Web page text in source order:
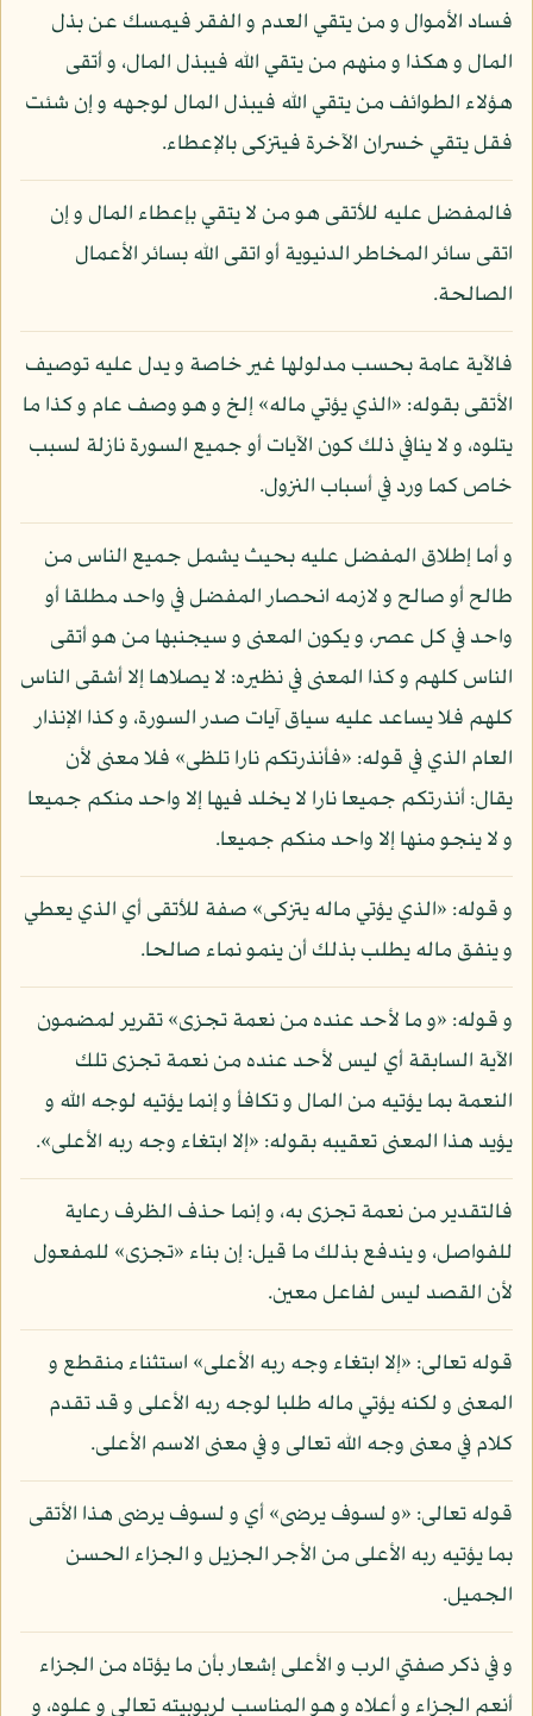
فساد الأموال و من يتقي العدم و الفقر فيمسك عن بذل
المال و هكذا و منهم من يتقي الله فيبذل المال، و أتقى
هؤلاء الطوائف من يتقي الله فيبذل المال لوجهه و إن شئت
فقل يتقي خسران الآخرة فيتزكى بالإعطاء.
فالمفضل عليه للأتقى هو من لا يتقي بإعطاء المال و إن
اتقى سائر المخاطر الدنيوية أو اتقى الله بسائر الأعمال
الصالحة.
فالآية عامة بحسب مدلولها غير خاصة و يدل عليه توصيف
الأتقى بقوله: «الذي يؤتي ماله» إلخ و هو وصف عام و كذا ما
يتلوه، و لا ينافي ذلك كون الآيات أو جميع السورة نازلة لسبب
خاص كما ورد في أسباب النزول.
و أما إطلاق المفضل عليه بحيث يشمل جميع الناس من
طالح أو صالح و لازمه انحصار المفضل في واحد مطلقا أو
واحد في كل عصر، و يكون المعنى و سيجنبها من هو أتقى
الناس كلهم و كذا المعنى في نظيره: لا يصلاها إلا أشقى الناس
كلهم فلا يساعد عليه سياق آيات صدر السورة، و كذا الإنذار
العام الذي في قوله: «فأنذرتكم نارا تلظى» فلا معنى لأن
يقال: أنذرتكم جميعا نارا لا يخلد فيها إلا واحد منكم جميعا
و لا ينجو منها إلا واحد منكم جميعا.
و قوله: «الذي يؤتي ماله يتزكى» صفة للأتقى أي الذي يعطي
و ينفق ماله يطلب بذلك أن ينمو نماء صالحا.
و قوله: «و ما لأحد عنده من نعمة تجزى» تقرير لمضمون
الآية السابقة أي ليس لأحد عنده من نعمة تجزى تلك
النعمة بما يؤتيه من المال و تكافأ و إنما يؤتيه لوجه الله و
يؤيد هذا المعنى تعقيبه بقوله: «إلا ابتغاء وجه ربه الأعلى».
فالتقدير من نعمة تجزى به، و إنما حذف الظرف رعاية
للفواصل، و يندفع بذلك ما قيل: إن بناء «تجزى» للمفعول
لأن القصد ليس لفاعل معين.
قوله تعالى: «إلا ابتغاء وجه ربه الأعلى» استثناء منقطع و
المعنى و لكنه يؤتي ماله طلبا لوجه ربه الأعلى و قد تقدم
كلام في معنى وجه الله تعالى و في معنى الاسم الأعلى.
قوله تعالى: «و لسوف يرضى» أي و لسوف يرضى هذا الأتقى
بما يؤتيه ربه الأعلى من الأجر الجزيل و الجزاء الحسن
الجميل.
و في ذكر صفتي الرب و الأعلى إشعار بأن ما يؤتاه من الجزاء
أنعم الجزاء و أعلاه و هو المناسب لربوبيته تعالى و علوه، و